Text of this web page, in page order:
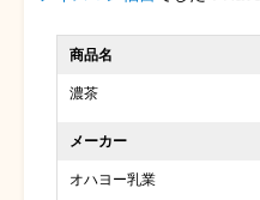
商品名
濃茶
メーカー
オハヨー乳業